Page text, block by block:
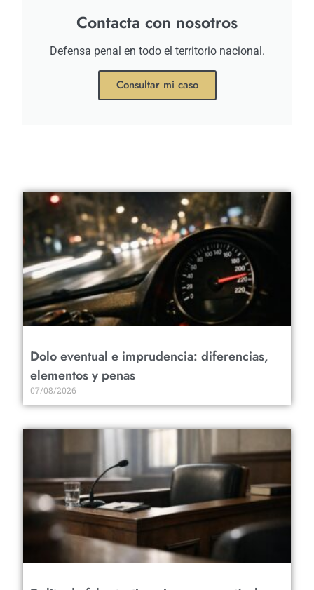
Contacta con nosotros
Defensa penal en todo el territorio nacional.
Consultar mi caso
Dolo eventual e imprudencia: diferencias,
elementos y penas
07/08/2026